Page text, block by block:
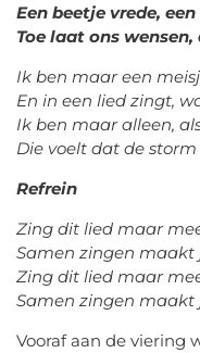
Een beetje vrede,
Toe laat ons
Ik ben maar een
En in een lied zingt,
Ik ben maar alleen,
Die voelt dat de
Refrein
Zing dit lied maar
Samen zingen maakt
Zing dit lied maar
Samen zingen
Vooraf aan de viering